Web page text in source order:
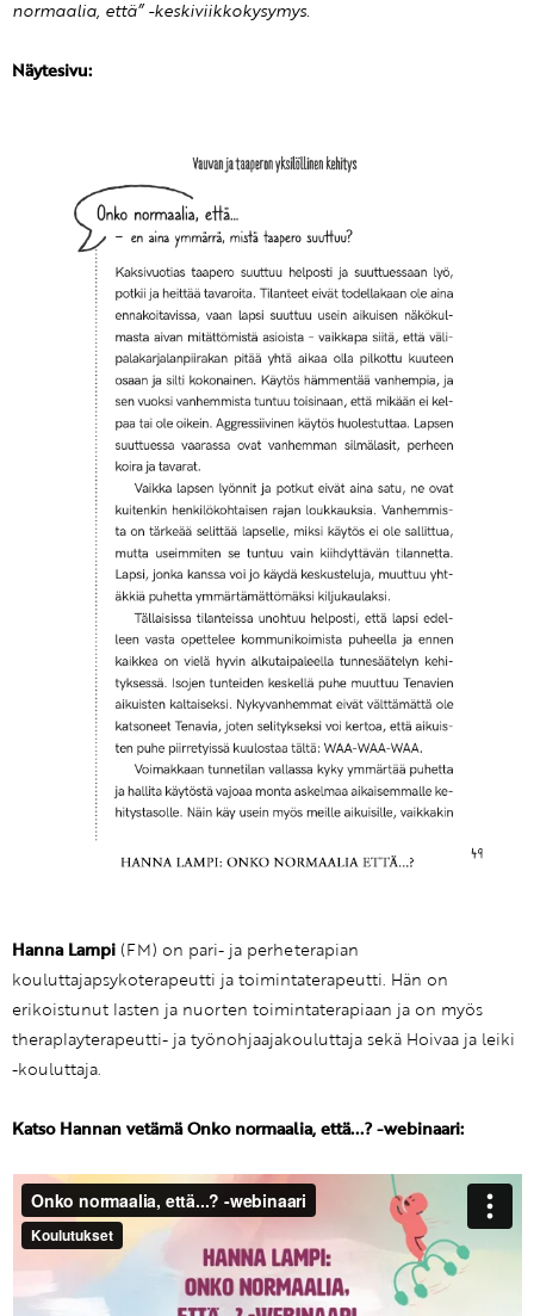
normaalia, että” -keskiviikkokysymys.
Näytesivu:
Hanna Lampi (FM) on pari- ja perheterapian
kouluttajapsykoterapeutti ja toimintaterapeutti. Hän on
erikoistunut lasten ja nuorten toimintaterapiaan ja on myös
theraplayterapeutti- ja työnohjaajakouluttaja sekä Hoivaa ja leiki
-kouluttaja.
Katso Hannan vetämä Onko normaalia, että...? -webinaari: